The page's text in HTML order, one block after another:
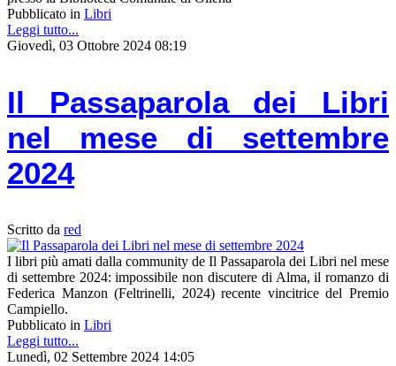
Pubblicato in Libri
Leggi tutto...
Giovedì, 03 Ottobre 2024 08:19
Il Passaparola dei Libri
nel mese di settembre
2024
Scritto da red
I libri più amati dalla community de Il Passaparola dei Libri nel mese
di settembre 2024: impossibile non discutere di Alma, il romanzo di
Federica Manzon (Feltrinelli, 2024) recente vincitrice del Premio
Campiello.
Pubblicato in Libri
Leggi tutto...
Lunedì, 02 Settembre 2024 14:05